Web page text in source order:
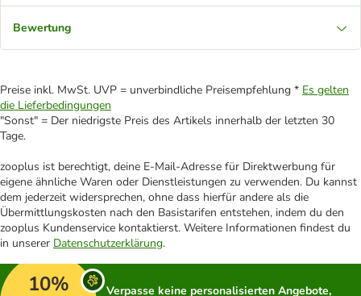
Bewertung
Preise inkl. MwSt. UVP = unverbindliche Preisempfehlung * Es gelten
die Lieferbedingungen
"Sonst" = Der niedrigste Preis des Artikels innerhalb der letzten 30
Tage.
zooplus ist berechtigt, deine E-Mail-Adresse für Direktwerbung für
eigene ähnliche Waren oder Dienstleistungen zu verwenden. Du kannst
dem jederzeit widersprechen, ohne dass hierfür andere als die
Übermittlungskosten nach den Basistarifen entstehen, indem du den
zooplus Kundenservice kontaktierst. Weitere Informationen findest du
in unserer Datenschutzerklärung.
10%
Verpasse keine personalisierten Angebote,